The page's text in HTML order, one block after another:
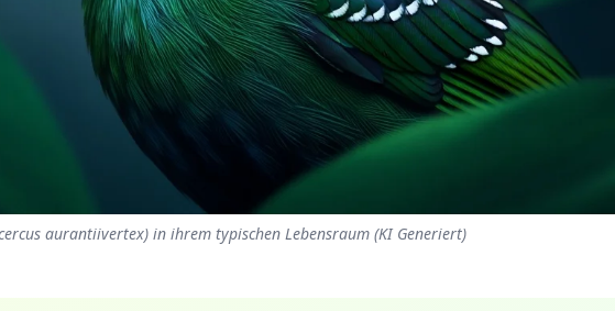
aurantiivertex) in ihrem typischen Lebensraum (KI Generiert)